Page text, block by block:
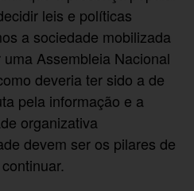
leis e políticas
a sociedade mobilizada
Assembleia Nacional
deveria ter sido a de
pela informação e a
organizativa
devem ser os pilares de